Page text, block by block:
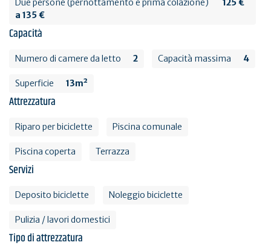
Due persone (pernottamento e prima colazione)
125 €
a 135 €
Capacità
Numero di camere da letto 2 Capacità massima 4
Superficie 13m²
Attrezzatura
Riparo per biciclette Piscina comunale
Piscina coperta Terrazza
Servizi
Deposito biciclette Noleggio biciclette
Pulizia / lavori domestici
Tipo di attrezzatura